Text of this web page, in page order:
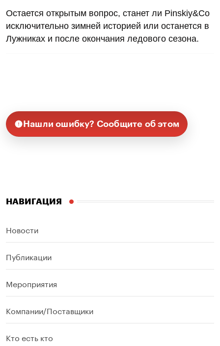
Остается открытым вопрос, станет ли Pinskiy&Co
исключительно зимней историей или останется в
Лужниках и после окончания ледового сезона.
Нашли ошибку? Сообщите об этом
НАВИГАЦИЯ
Новости
Публикации
Мероприятия
Компании/Поставщики
Кто есть кто